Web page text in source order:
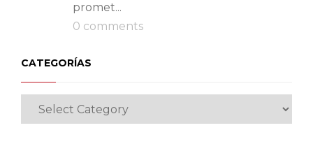
promet...
0 comments
CATEGORÍAS